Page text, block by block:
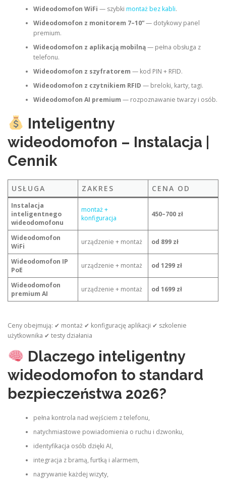
Wideodomofon WiFi — szybki montaż bez kabli.
Wideodomofon z monitorem 7–10”— dotykowy panel
premium.
Wideodomofon z aplikacją mobilną— pełna obsługa z
telefonu.
Wideodomofon z szyfratorem — kod PIN + RFID.
Wideodomofon z czytnikiem RFID — breloki, karty, tagi.
Wideodomofon AI premium — rozpoznawanie twarzy i osób.
Inteligentny
wideodomofon – Instalacja |
Cennik
USŁUGA ZAKRES CENA OD
Instalacja
inteligentnego
wideodomofonu
montaż +
konfiguracja
450–700 zł
Wideodomofon
WiFi
urządzenie + montaż od 899 zł
Wideodomofon IP
PoE
urządzenie + montaż od 1299 zł
Wideodomofon
premium AI
urządzenie + montaż od 1699 zł
Ceny obejmują: ✔ montaż ✔ konfigurację aplikacji ✔ szkolenie
użytkownika ✔ testy działania
Dlaczego inteligentny
wideodomofon to standard
bezpieczeństwa 2026?
pełna kontrola nad wejściem z telefonu,
natychmiastowe powiadomienia o ruchu i dzwonku,
identyfikacja osób dzięki AI,
integracja z bramą, furtką i alarmem,
nagrywanie każdej wizyty,